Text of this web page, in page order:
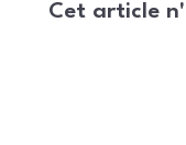
Cet article